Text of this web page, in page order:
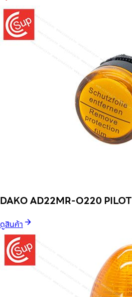
DAKO AD22MR-O220
ดูสินค้า